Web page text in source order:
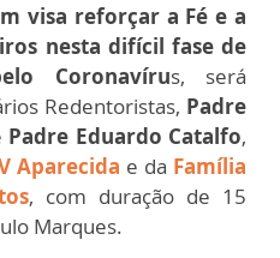
visa reforçar a Fé e a
nesta difícil fase de
Coronavírus, será
Redentoristas, Padre
Padre Eduardo Catalfo,
Aparecida e da Família
, com duração de 15
Marques.